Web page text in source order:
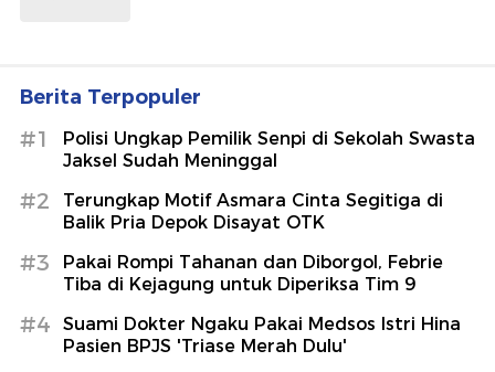
Berita Terpopuler
#1
Polisi Ungkap Pemilik Senpi di Sekolah Swasta
Jaksel Sudah Meninggal
#2
Terungkap Motif Asmara Cinta Segitiga di
Balik Pria Depok Disayat OTK
#3
Pakai Rompi Tahanan dan Diborgol, Febrie
Tiba di Kejagung untuk Diperiksa Tim 9
#4
Suami Dokter Ngaku Pakai Medsos Istri Hina
Pasien BPJS 'Triase Merah Dulu'